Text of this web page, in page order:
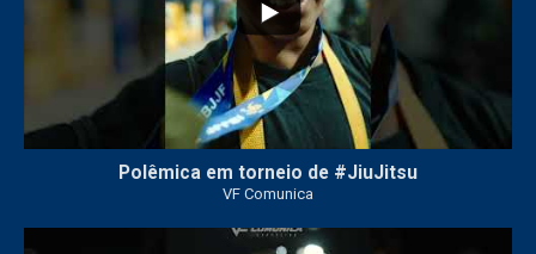
Polêmica em torneio de #JiuJitsu
VF Comunica